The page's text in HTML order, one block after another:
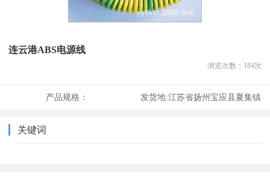
连云港ABS电源线
浏览次数： 184次
产品规格： 发货地:江苏省扬州宝应县夏集镇
关键词